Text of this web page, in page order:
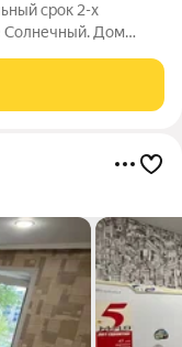
срок 2-х
Солнечный. Дом